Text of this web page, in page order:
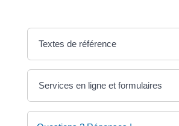
Textes de référence
Services en ligne et formulaires